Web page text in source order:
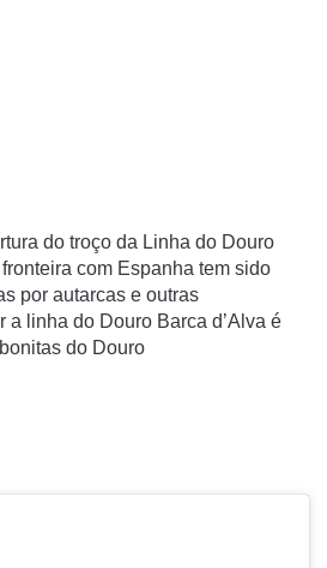
do troço da Linha do Douro
com Espanha tem sido
por autarcas e outras
a linha do Douro Barca d’Alva é
do Douro